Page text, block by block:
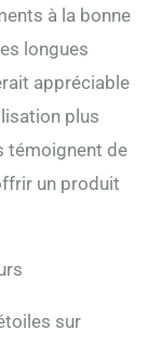
de
gobelet,
tout en
La
vos
lavé en
à la bonne
longues
appréciable
plus
témoignent de
un produit
sur